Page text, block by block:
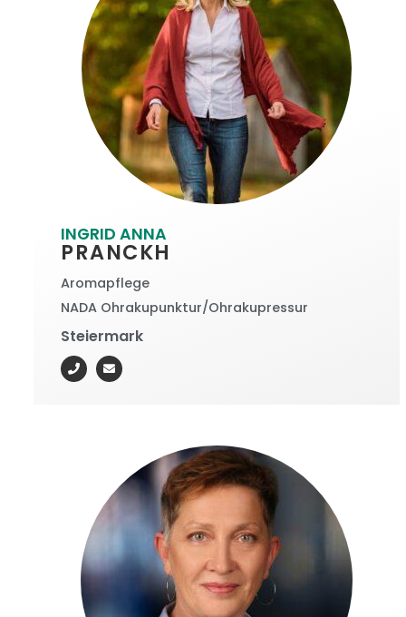
INGRID ANNA
PRANCKH
Aromapflege
NADA Ohrakupunktur/Ohrakupressur
Steiermark